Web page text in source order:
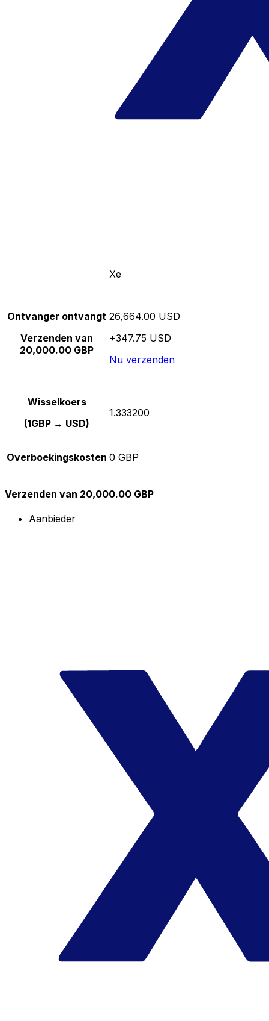
Xe
Ontvanger ontvangt
Verzenden van
20,000.00 GBP
26,664.00 USD
+347.75 USD
Nu verzenden
Wisselkoers
(1GBP → USD)
1.333200
Overboekingskosten 0 GBP
Verzenden van 20,000.00 GBP
Aanbieder